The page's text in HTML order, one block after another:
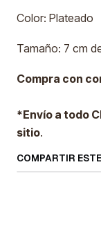
Color: Plateado
Tamaño: 7 cm
Compra con
*Envío a todo
sitio.
COMPARTIR